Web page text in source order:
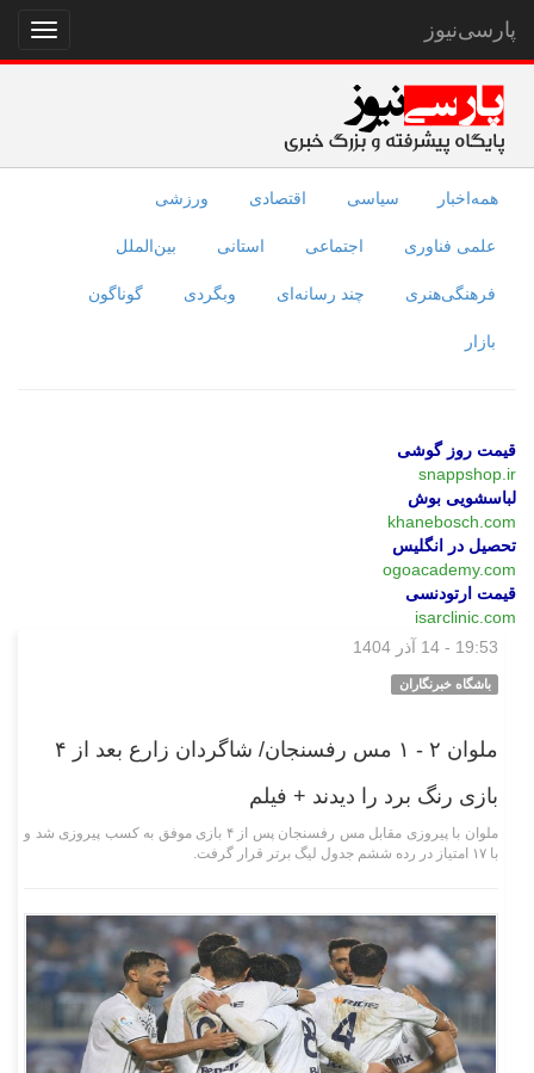
نمایش
منو
پارسی‌نیوز
همه‌اخبار سیاسی اقتصادی ورزشی
علمی فناوری اجتماعی استانی بین‌الملل
فرهنگی‌هنری چند رسانه‌ای وبگردی گوناگون
بازار
قیمت روز گوشی
snappshop.ir
لباسشویی بوش
khanebosch.com
تحصیل در انگلیس
ogoacademy.com
قیمت ارتودنسی
isarclinic.com
19:53 - 14 آذر 1404
باشگاه خبرنگاران
ملوان ۲ - ۱ مس رفسنجان/ شاگردان زارع بعد از ۴
بازی رنگ برد را دیدند + فیلم
ملوان با پیروزی مقابل مس رفسنجان پس از ۴ بازی موفق به کسب پیروزی شد و
با ۱۷ امتیاز در رده ششم جدول لیگ برتر قرار گرفت.